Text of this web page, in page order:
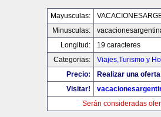
Mayusculas:
Minusculas:
Longitud:
19 caracteres
Categorias:
Viajes,Turismo y
Precio:
Realizar una
Visitar!
Serán consideradas